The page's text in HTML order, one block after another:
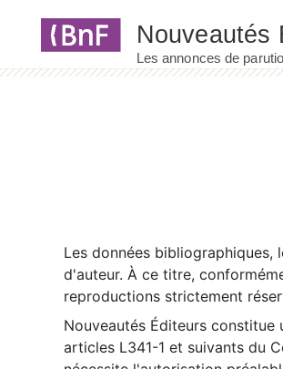
Les données
d'auteur. À ce titre,
reproductions strictement
Nouveautés Éditeurs constitue
articles L341-1 et suivants du